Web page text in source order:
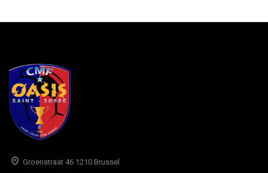
Groenstraat 46 1210 Brussel